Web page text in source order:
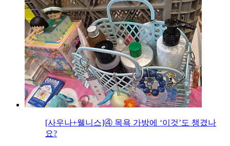
[사우나+웰니스]④ 목욕 가방에 ‘이것’도 챙겼나
요?